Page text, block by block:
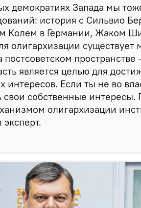
демократиях Запада мы
история с Сильвио
Колем в Германии, Жаком
олигархизации существует
пространстве
является целью для
интересов. Если ты не во
свои собственные интересы.
олигархизации